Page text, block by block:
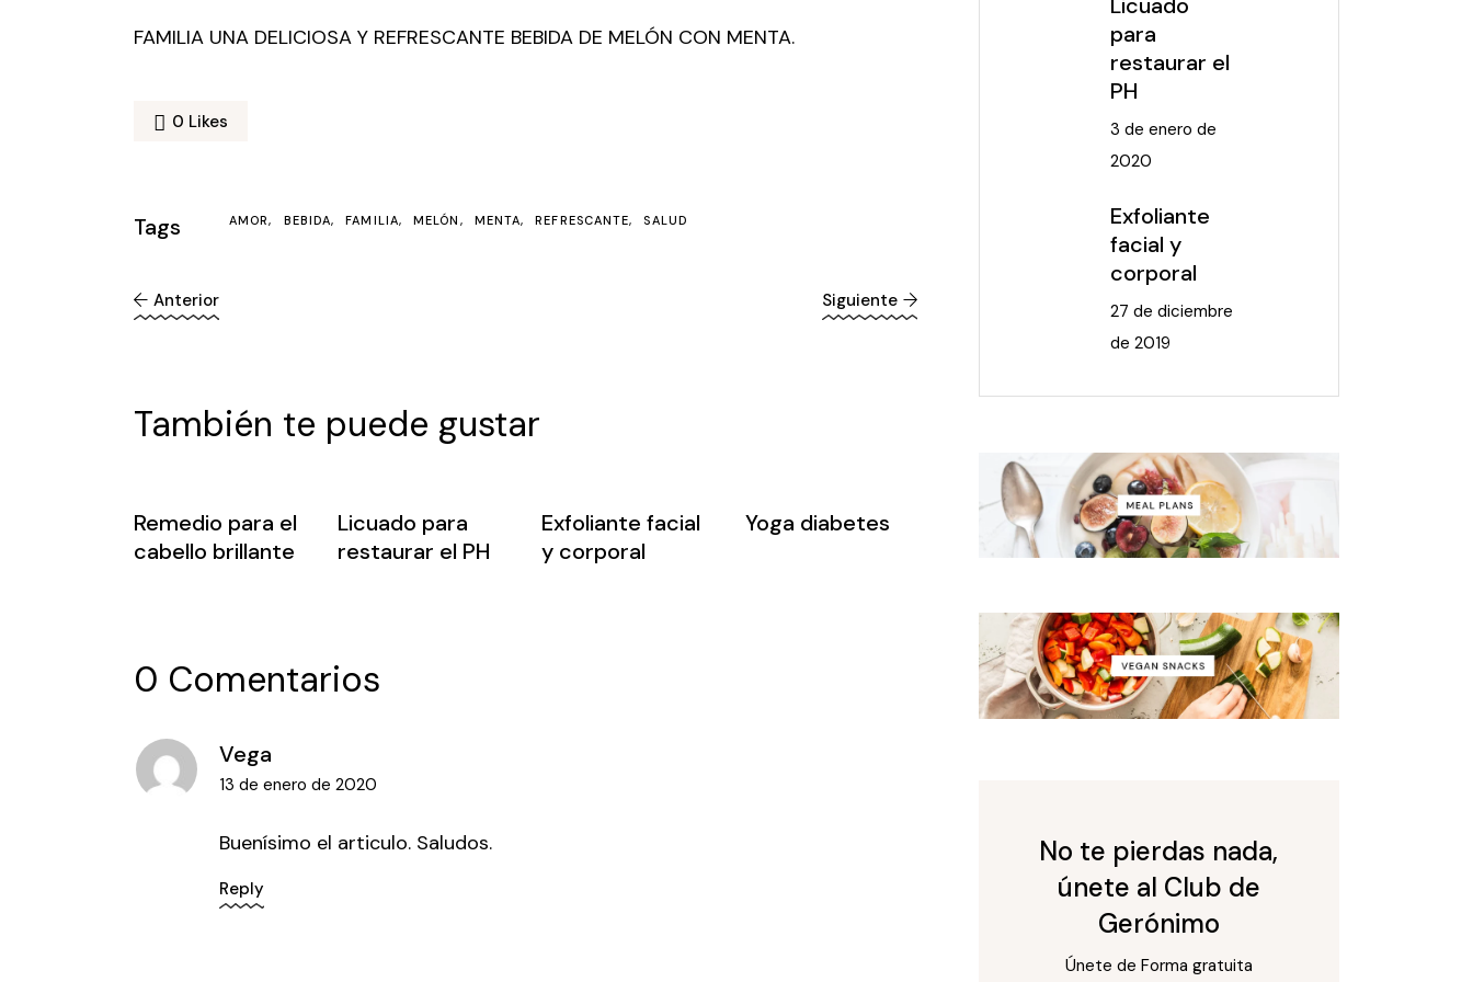
FAMILIA UNA DELICIOSA Y REFRESCANTE BEBIDA DE MELÓN CON MENTA.
0 Likes
Tags AMOR BEBIDA FAMILIA MELÓN MENTA REFRESCANTE SALUD
Anterior Siguiente
También te puede gustar
Remedio para el
cabello brillante
Licuado para
restaurar el PH
Exfoliante facial
y corporal
Yoga diabetes
0 Comentarios
Vega
13 de enero de 2020
Buenísimo el articulo. Saludos.
Reply
para
restaurar el
PH
3 de enero de
2020
Exfoliante
facial y
corporal
27 de diciembre
de 2019
No te pierdas nada,
únete al Club de
Gerónimo
Únete de Forma gratuita